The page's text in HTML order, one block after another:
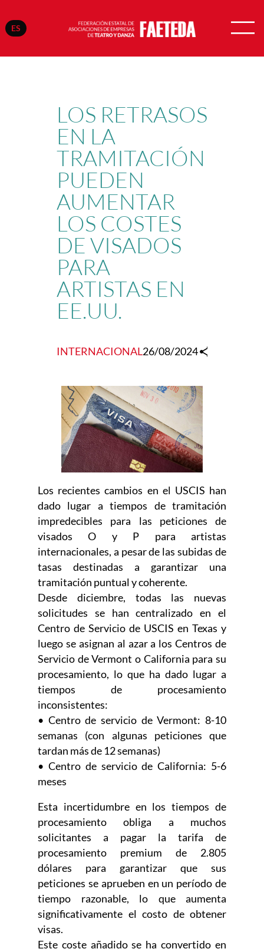
ES
Saltar
LOS RETRASOS
EN LA
TRAMITACIÓN
PUEDEN
AUMENTAR
LOS COSTES
DE VISADOS
PARA
ARTISTAS EN
EE.UU.
INTERNACIONAL26/08/2024
Los recientes cambios en el USCIS han
dado lugar a tiempos de tramitación
impredecibles para las peticiones de
visados O y P para artistas
internacionales, a pesar de las subidas de
tasas destinadas a garantizar una
tramitación puntual y coherente.
Desde diciembre, todas las nuevas
solicitudes se han centralizado en el
Centro de Servicio de USCIS en Texas y
luego se asignan al azar a los Centros de
Servicio de Vermont o California para su
procesamiento, lo que ha dado lugar a
tiempos de procesamiento
inconsistentes:
• Centro de servicio de Vermont: 8-10
semanas (con algunas peticiones que
tardan más de 12 semanas)
• Centro de servicio de California: 5-6
meses
Esta incertidumbre en los tiempos de
procesamiento obliga a muchos
solicitantes a pagar la tarifa de
procesamiento premium de 2.805
dólares para garantizar que sus
peticiones se aprueben en un período de
tiempo razonable, lo que aumenta
significativamente el costo de obtener
visas.
Este coste añadido se ha convertido en